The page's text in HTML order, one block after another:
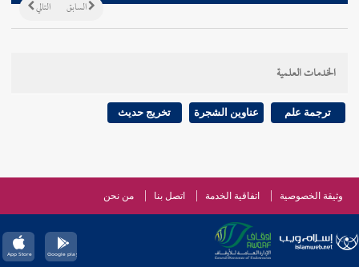
التالي السابق
الخدمات العلمية
ترجمة علم عناوين الشجرة تخريج حديث
وثيقة الخصوصية اتفاقية الخدمة اتصل بنا من نحن